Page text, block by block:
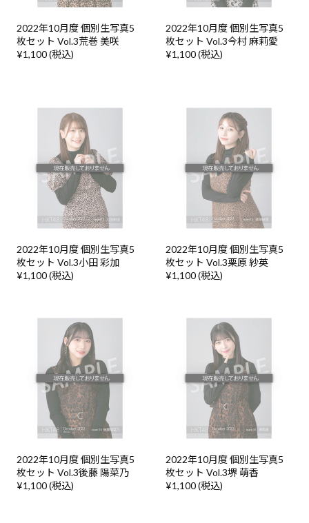
2022年10月度 個別生写真5
枚セット Vol.3荒巻 美咲
¥1,100 (税込)
2022年10月度 個別生写真5
枚セット Vol.3今村 麻莉愛
¥1,100 (税込)
2022年10月度 個別生写真5
枚セット Vol.3小田 彩加
¥1,100 (税込)
2022年10月度 個別生写真5
枚セット Vol.3栗原 紗英
¥1,100 (税込)
2022年10月度 個別生写真5
枚セット Vol.3後藤 陽菜乃
¥1,100 (税込)
2022年10月度 個別生写真5
枚セット Vol.3堺 萌香
¥1,100 (税込)